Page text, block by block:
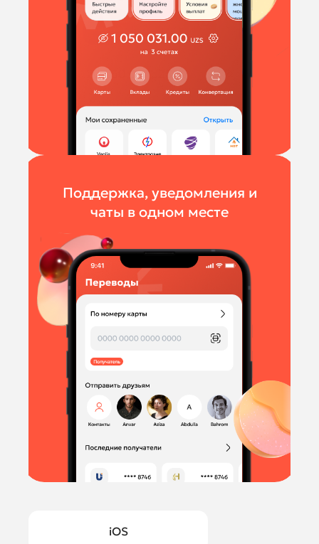
Поддержка, уведомления и
чаты в одном месте
iOS